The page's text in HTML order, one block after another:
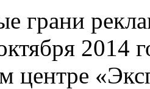
грани
2014
центре